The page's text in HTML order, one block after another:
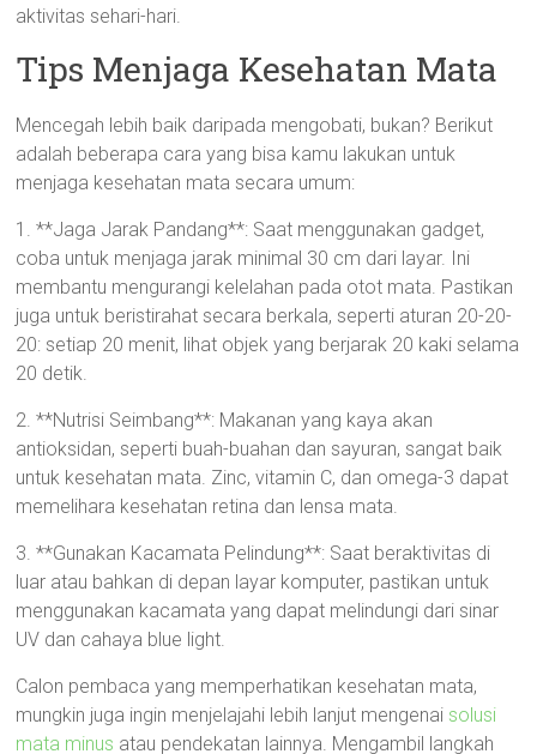
aktivitas sehari-hari.
Tips Menjaga Kesehatan Mata
Mencegah lebih baik daripada mengobati, bukan? Berikut
adalah beberapa cara yang bisa kamu lakukan untuk
menjaga kesehatan mata secara umum:
1. **Jaga Jarak Pandang**: Saat menggunakan gadget,
coba untuk menjaga jarak minimal 30 cm dari layar. Ini
membantu mengurangi kelelahan pada otot mata. Pastikan
juga untuk beristirahat secara berkala, seperti aturan 20-20-
20: setiap 20 menit, lihat objek yang berjarak 20 kaki selama
20 detik.
2. **Nutrisi Seimbang**: Makanan yang kaya akan
antioksidan, seperti buah-buahan dan sayuran, sangat baik
untuk kesehatan mata. Zinc, vitamin C, dan omega-3 dapat
memelihara kesehatan retina dan lensa mata.
3. **Gunakan Kacamata Pelindung**: Saat beraktivitas di
luar atau bahkan di depan layar komputer, pastikan untuk
menggunakan kacamata yang dapat melindungi dari sinar
UV dan cahaya blue light.
Calon pembaca yang memperhatikan kesehatan mata,
mungkin juga ingin menjelajahi lebih lanjut mengenai solusi
mata minus atau pendekatan lainnya. Mengambil langkah